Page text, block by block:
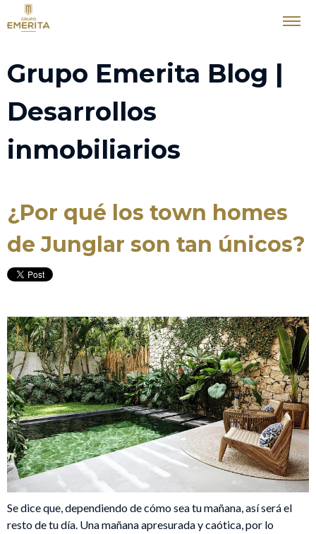
Grupo Emerita Blog |
Desarrollos
inmobiliarios
¿Por qué los town homes
de Junglar son tan únicos?
Se dice que, dependiendo de cómo sea tu mañana, así será el
resto de tu día. Una mañana apresurada y caótica, por lo